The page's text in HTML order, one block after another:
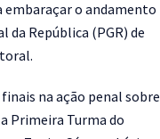
embaraçar o andamento
da República (PGR) de
na ação penal sobre
Primeira Turma do